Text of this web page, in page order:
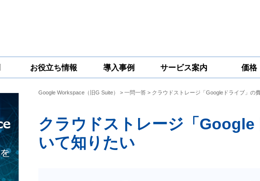
お役立ち情報
一問一答 コラム
導入事例 サービス案内
グループウェア
移行支援
Google
対策サービス
Google
Google
価格
Google Workspace（旧G Suite） > 一問一答 > クラウドストレージ「Googleドライブ」の
クラウドストレージ「Google
いて知りたい